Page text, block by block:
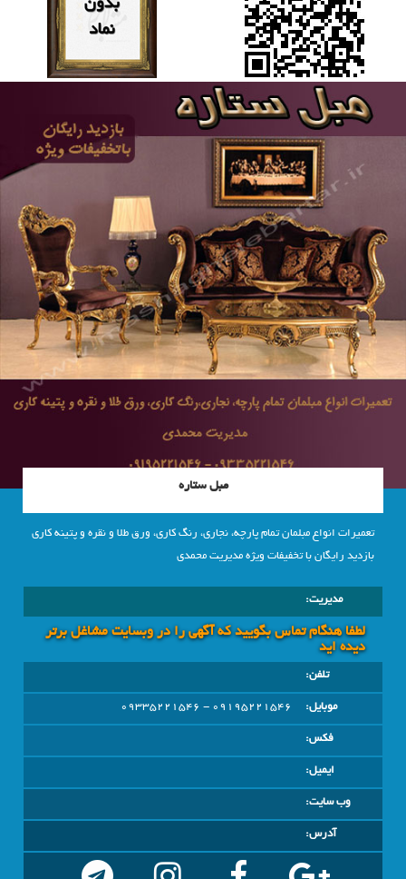
مبل ستاره
تعمیرات انواع مبلمان تمام پارچه، نجاری، رنگ کاری، ورق طلا و نقره و پتینه کاری
بازدید رایگان با تخفیفات ویژه مدیریت محمدی
مدیریت:
لطفا هنگام تماس بگویید که آگهی را در وبسايت مشاغل برتر
دیده اید
تلفن:
موبایل:
09195221546 - 09335221546
فکس:
ایمیل:
وب سایت:
آدرس: